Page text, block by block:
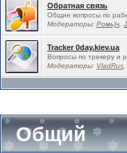
Обратная связь
Общие вопросы по
Модераторы: Ромь)ч
Tracker 0day.kiev.ua
Вопросы по трекеру и
Модераторы: VladRus
Общий